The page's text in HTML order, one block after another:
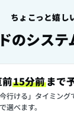
ちょこっと嬉し
のシステ
15分前まで
今行ける」タイミン
選べます。